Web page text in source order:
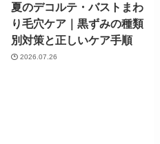
夏のデコルテ・バストまわ
り毛穴ケア｜黒ずみの種類
別対策と正しいケア手順
2026.07.26